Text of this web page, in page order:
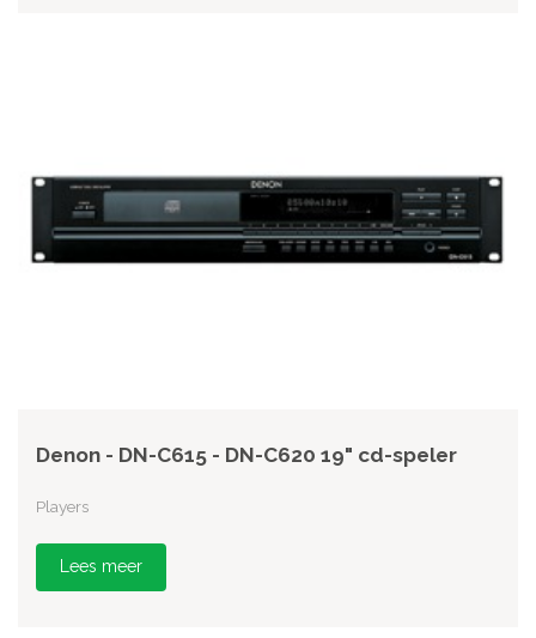
Denon - DN-C615 - DN-C620 19" cd-speler
Players
Lees meer